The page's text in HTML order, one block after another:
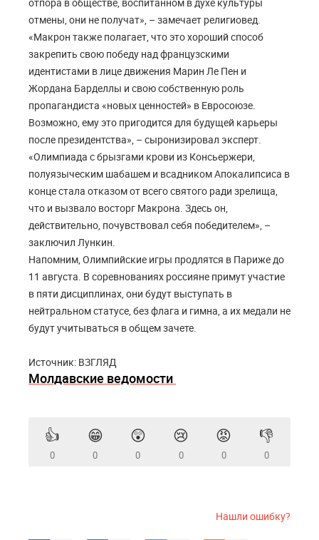
отмены, они не получат», – замечает религиовед.
«Макрон также полагает, что это хороший способ
закрепить свою победу над французскими
идентистами в лице движения Марин Ле Пен и
Жордана Барделлы и свою собственную роль
пропагандиста «новых ценностей» в Евросоюзе.
Возможно, ему это пригодится для будущей карьеры
после президентства», – сыронизировал эксперт.
«Олимпиада с брызгами крови из Консьержери,
полуязыческим шабашем и всадником Апокалипсиса в
конце стала отказом от всего святого ради зрелища,
что и вызвало восторг Макрона. Здесь он,
действительно, почувствовал себя победителем», –
заключил Лункин.
Напомним, Олимпийские игры продлятся в Париже до
11 августа. В соревнованиях россияне примут участие
в пяти дисциплинах, они будут выступать в
нейтральном статусе, без флага и гимна, а их медали не
будут учитываться в общем зачете.
Источник: ВЗГЛЯД
Молдавские ведомости
👍
0
😁
0
😲
0
😢
0
😡
0
👎
0
Нашли ошибку?